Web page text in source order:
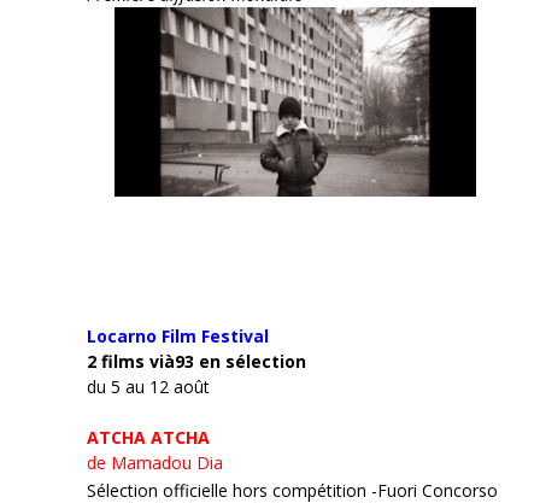
Locarno Film Festival
2 films vià93 en sélection
du 5 au 12 août
ATCHA ATCHA
de Mamadou Dia
Sélection officielle hors compétition -Fuori Concorso